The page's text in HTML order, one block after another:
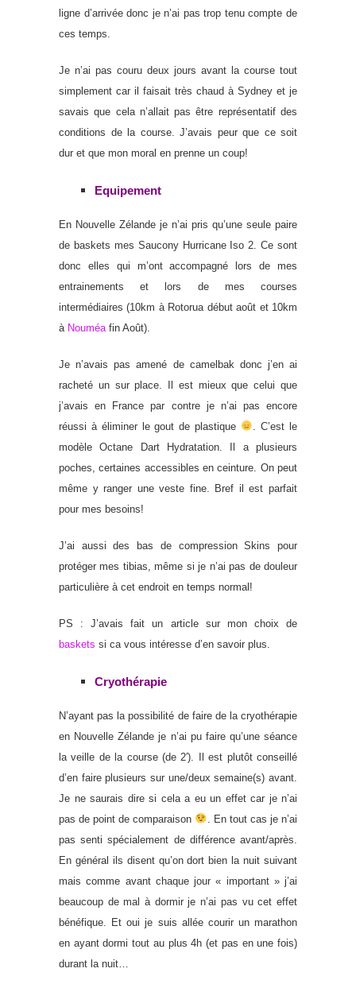
ligne d’arrivée donc je n’ai pas trop tenu compte de
ces temps.
Je n’ai pas couru deux jours avant la course tout
simplement car il faisait très chaud à Sydney et je
savais que cela n’allait pas être représentatif des
conditions de la course. J’avais peur que ce soit
dur et que mon moral en prenne un coup!
Equipement
En Nouvelle Zélande je n’ai pris qu’une seule paire
de baskets mes Saucony Hurricane Iso 2. Ce sont
donc elles qui m’ont accompagné lors de mes
entrainements et lors de mes courses
intermédiaires (10km à Rotorua début août et 10km
à Nouméa fin Août).
Je n’avais pas amené de camelbak donc j’en ai
racheté un sur place. Il est mieux que celui que
j’avais en France par contre je n’ai pas encore
réussi à éliminer le gout de plastique
. C’est le
modèle Octane Dart Hydratation. Il a plusieurs
poches, certaines accessibles en ceinture. On peut
même y ranger une veste fine. Bref il est parfait
pour mes besoins!
J’ai aussi des bas de compression Skins pour
protéger mes tibias, même si je n’ai pas de douleur
particulière à cet endroit en temps normal!
PS : J’avais fait un article sur mon choix de
baskets si ca vous intéresse d’en savoir plus.
Cryothérapie
N’ayant pas la possibilité de faire de la cryothérapie
en Nouvelle Zélande je n’ai pu faire qu’une séance
la veille de la course (de 2′). Il est plutôt conseillé
d’en faire plusieurs sur une/deux semaine(s) avant.
Je ne saurais dire si cela a eu un effet car je n’ai
pas de point de comparaison
. En tout cas je n’ai
pas senti spécialement de différence avant/après.
En général ils disent qu’on dort bien la nuit suivant
mais comme avant chaque jour « important » j’ai
beaucoup de mal à dormir je n’ai pas vu cet effet
bénéfique. Et oui je suis allée courir un marathon
en ayant dormi tout au plus 4h (et pas en une fois)
durant la nuit…